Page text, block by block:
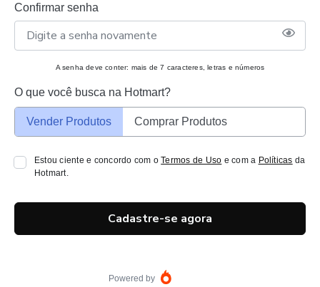
Confirmar senha
A senha deve conter: mais de 7 caracteres, letras e números
O que você busca na Hotmart?
Vender Produtos Comprar Produtos
Estou ciente e concordo com oTermos de Uso e com a Políticas da
Hotmart.
Cadastre-se agora
Powered by